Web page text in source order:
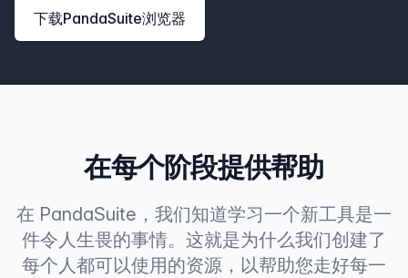
下载PandaSuite浏览器
在每个阶段提供帮助
在 PandaSuite，我们知道学习一个新工具是一
件令人生畏的事情。这就是为什么我们创建了
每个人都可以使用的资源，以帮助您走好每一